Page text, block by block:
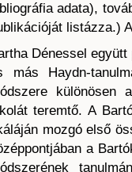
adata),
listázza.)
Dénessel
más Haydn-
különösen
teremtő. A
mozgó első
a